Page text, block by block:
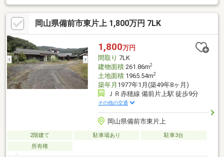
ンまでワンストップでサポートいたします。高い技術力とデザイ
ン力で失敗しないリフォームを実現。中古物件をリノベ・リフォ
ームで蘇らせます。物件購入費用とリノベ工事費用を一緒にロー
ンで組む提案も可能です。3Dモデリングでリフォームの完成予想
図を立体的に表現。お気軽にご相談くださ
い。 * *☆* *☆* *☆*
*☆* *☆* *
岡山県備前市東片上 1,800万円 7LK
1,800万円
間取り 7LK
建物面積261.86m2
土地面積1965.54m2
築年月 1977年1月(築49年8ヶ月)
ＪＲ赤穂線 備前片上駅 徒歩9分
その他の交通
岡山県備前市東片上
2階建て 駐車場あり
駐車3台
所有権